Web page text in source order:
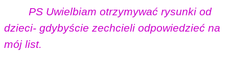
PS Uwielbiam otrzymywać rysunki od
dzieci- gdybyście zechcieli odpowiedzieć na
mój list.